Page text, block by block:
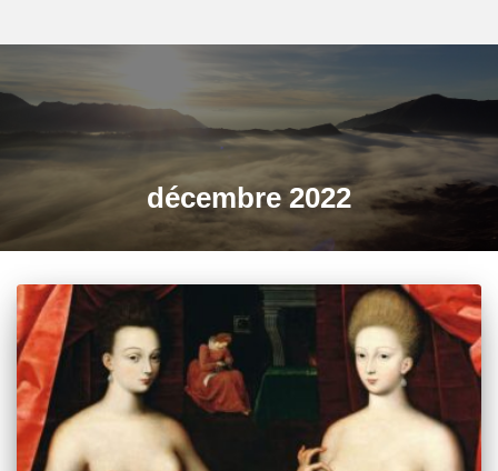
décembre 2022